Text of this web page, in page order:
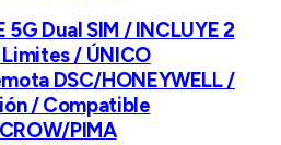
Dual SIM / INCLUYE 2
/ ÚNICO
DSC/HONEYWELL /
/ Compatible
PIMA